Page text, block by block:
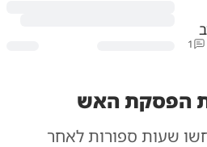
1
הפסקת האש
שעות ספורות לאחר